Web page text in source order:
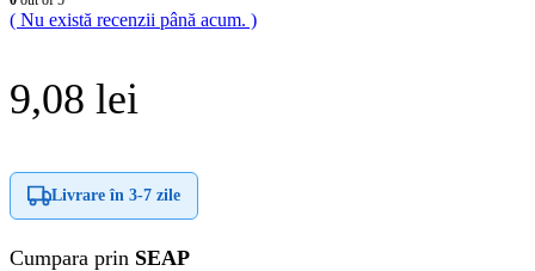
( Nu există recenzii până acum. )
9,08 lei
Livrare în 3-7 zile
Cumpara prin SEAP